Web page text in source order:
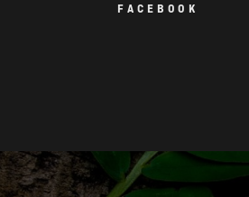
FACEBOOK